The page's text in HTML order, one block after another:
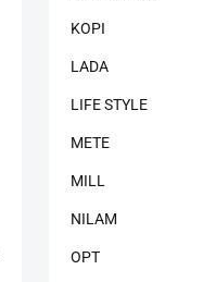
KOPI
LADA
LIFE STYLE
METE
MILL
NILAM
OPT